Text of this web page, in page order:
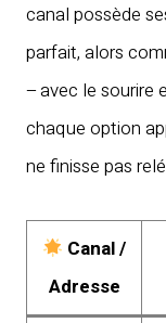
canal possède
parfait, alors
– avec le sourire
chaque option
ne finisse pas
Canal /
Adresse